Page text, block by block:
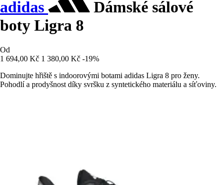
adidas
Dámské sálové
boty Ligra 8
Od
1 694,00 Kč 1 380,00 Kč -19%
Dominujte hřiště s indoorovými botami adidas Ligra 8 pro ženy.
Pohodlí a prodyšnost díky svršku z syntetického materiálu a síťoviny.